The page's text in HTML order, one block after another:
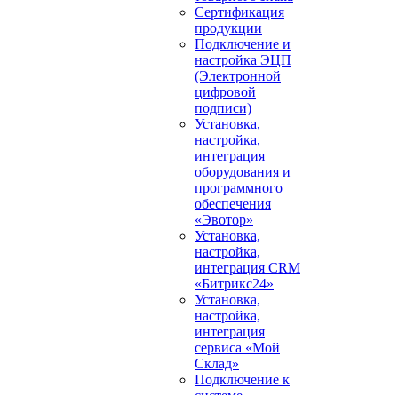
Сертификация
продукции
Подключение и
настройка ЭЦП
(Электронной
цифровой
подписи)
Установка,
настройка,
интеграция
оборудования и
программного
обеспечения
«Эвотор»
Установка,
настройка,
интеграция CRM
«Битрикс24»
Установка,
настройка,
интеграция
сервиса «Мой
Склад»
Подключение к